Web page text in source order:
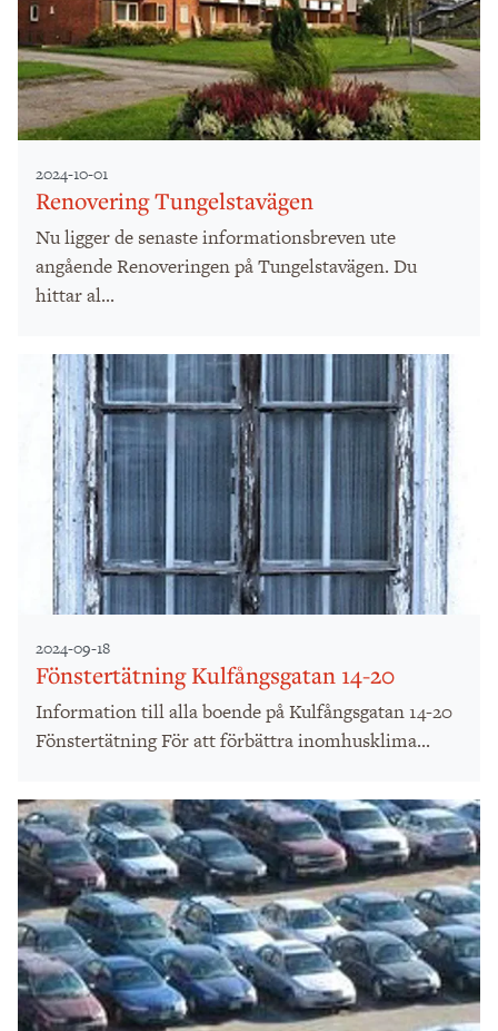
2024-10-01
Renovering Tungelstavägen
Nu ligger de senaste informationsbreven ute
angående Renoveringen på Tungelstavägen. Du
hittar al...
2024-09-18
Fönstertätning Kulfångsgatan 14-20
Information till alla boende på Kulfångsgatan 14-20
Fönstertätning För att förbättra inomhusklima...